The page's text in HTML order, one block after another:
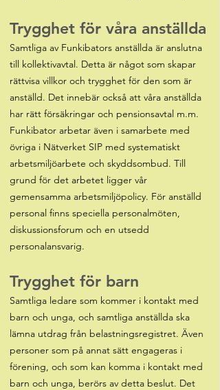
Trygghet för våra anställda
Samtliga av Funkibators anställda är anslutna
till kollektivavtal. Detta är något som skapar
rättvisa villkor och trygghet för den som är
anställd. Det innebär också att våra anställda
har rätt försäkringar och pensionsavtal m.m.
Funkibator arbetar även i samarbete med
övriga i Nätverket SIP med systematiskt
arbetsmiljöarbete och skyddsombud. Till
grund för det arbetet ligger vår
gemensamma arbetsmiljöpolicy. För anställd
personal finns speciella personalmöten,
diskussionsforum och en utsedd
personalansvarig.
Trygghet för barn
Samtliga ledare som kommer i kontakt med
barn och unga, och samtliga anställda ska
lämna utdrag från belastningsregistret. Även
personer som på annat sätt engageras i
förening, och som kan komma i kontakt med
barn och unga, berörs av detta beslut. Det